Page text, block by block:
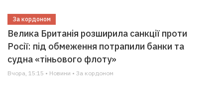
За кордоном
Велика Британія розширила санкції проти
Росії: під обмеження потрапили банки та
судна «тіньового флоту»
Вчора, 15:15 • Новини • За кордоном